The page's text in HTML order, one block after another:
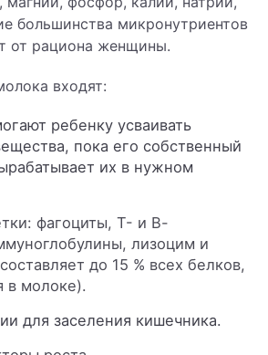
большинства микронутриентов
от рациона женщины.
входят:
ребенку усваивать
пока его собственный
их в нужном
фагоциты, Т- и В-
лизоцим и
до 15 % всех белков,
в молоке).
для заселения кишечника.